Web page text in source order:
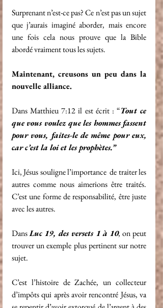
Surprenant n’est-ce pas? Ce n’est pas un sujet
que j’aurais imaginé aborder, mais encore
une fois cela nous prouve que la Bible
abordé vraiment tous les sujets.
Maintenant, creusons un peu dans la
nouvelle alliance.
Dans Matthieu 7:12 il est écrit : “Tout ce
que vous voulez que les hommes fassent
pour vous, faites-le de même pour eux,
car c’est la loi et les prophètes.”
Ici, Jésus souligne l’importance  de traiter les
autres comme nous aimerions être traités.
C’est une forme de responsabilité, être juste
avec les autres.
Dans Luc 19, des versets 1 à 10, on peut
trouver un exemple plus pertinent sur notre
sujet.
C’est l’histoire de Zachée, un collecteur
d’impôts qui après avoir rencontré Jésus, va